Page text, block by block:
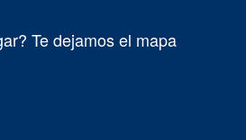
Te dejamos el mapa